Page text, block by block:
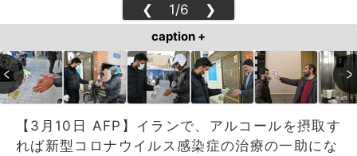
❮ 1/6 ❯
caption +
【3月10日 AFP】イランで、アルコールを摂取す
れば新型コロナウイルス感染症の治療の一助にな